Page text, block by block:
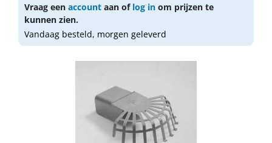
Vraag een account aan of log in om prijzen te
kunnen zien.
Vandaag besteld, morgen geleverd